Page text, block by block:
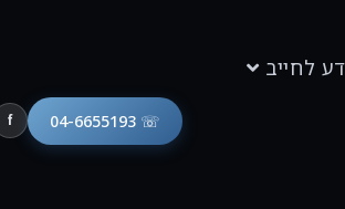
לחייב
☏ 04-6655193
f